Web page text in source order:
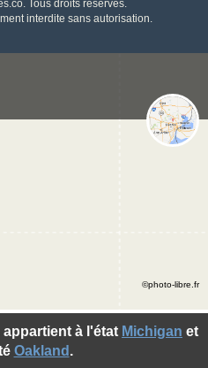
Tous droits réservés.
interdite sans autorisation.
à l'état Michigan et
Oakland .
©photo-libre.fr